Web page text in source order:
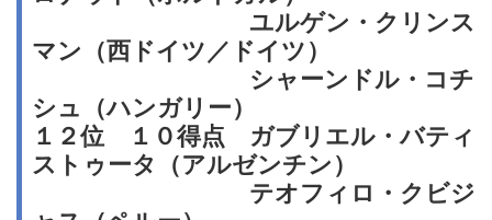
ユルゲン・クリンス
マン（西ドイツ／ドイツ）
シャーンドル・コチ
シュ（ハンガリー）
１２位 １０得点 ガブリエル・バティ
ストゥータ（アルゼンチン）
テオフィロ・クビジ